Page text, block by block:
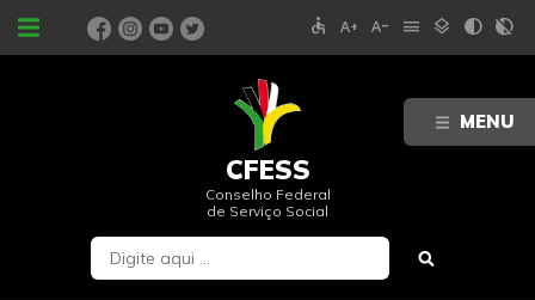
MENU
PORTAIS accessible text_increase text_decrease menu layers contrast contrast_rtl_off
CFESS
Conselho Federal
de Serviço Social